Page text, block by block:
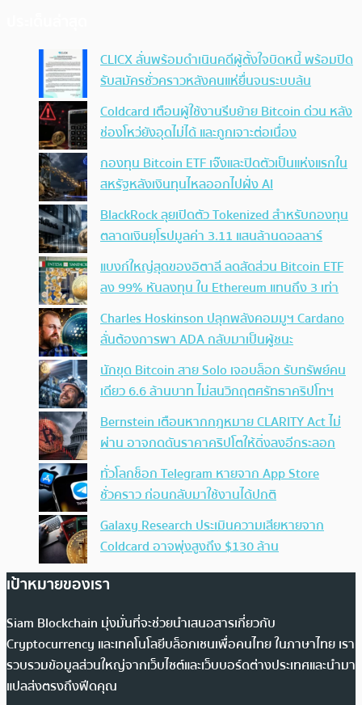
CLICX ลั่นพร้อมดำเนินคดีผู้ตั้งใจบิดหนี้ พร้อมปิด
รับสมัครชั่วคราวหลังคนแห่ยื่นจนระบบล้น
Coldcard เตือนผู้ใช้งานรีบย้าย Bitcoin ด่วน หลัง
ช่องโหว่ยังอุดไม่ได้ และถูกเจาะต่อเนื่อง
กองทุน Bitcoin ETF เจ๊งและปิดตัวเป็นแห่งแรกใน
สหรัฐหลังเงินทุนไหลออกไปฝั่ง AI
BlackRock ลุยเปิดตัว Tokenized สำหรับกองทุน
ตลาดเงินยุโรปมูลค่า 3.11 แสนล้านดอลลาร์
แบงก์ใหญ่สุดของอิตาลี ลดสัดส่วน Bitcoin ETF
ลง 99% หันลงทุน ใน Ethereum แทนถึง 3 เท่า
Charles Hoskinson ปลุกพลังคอมมูฯ Cardano
ลั่นต้องการพา ADA กลับมาเป็นผู้ชนะ
นักขุด Bitcoin สาย Solo เจอบล็อก รับทรัพย์คน
เดียว 6.6 ล้านบาท ไม่สนวิกฤตศรัทธาคริปโทฯ
Bernstein เตือนหากกฎหมาย CLARITY Act ไม่
ผ่าน อาจกดดันราคาคริปโตให้ดิ่งลงอีกระลอก
ทั่วโลกช็อก Telegram หายจาก App Store
ชั่วคราว ก่อนกลับมาใช้งานได้ปกติ
Galaxy Research ประเมินความเสียหายจาก
Coldcard อาจพุ่งสูงถึง $130 ล้าน
เป้าหมายของเรา
Siam Blockchain มุ่งมั่นที่จะช่วยนำเสนอสารเกี่ยวกับ
Cryptocurrency และเทคโนโลยีบล็อกเชนเพื่อคนไทย ในภาษาไทย เรา
รวบรวมข้อมูลส่วนใหญ่จากเว็บไซต์และเว็บบอร์ดต่างประเทศและนำมา
แปลส่งตรงถึงฟีดคุณ